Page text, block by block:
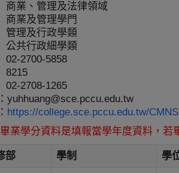
商業、管理及法律領域
商業及管理學門
管理及行政學類
公共行政細學類
02-2700-5858
8215
02-2708-1265
yuhhuang@sce.pccu.edu.tw
https://college.sce.pccu.edu.tw/
業學分資料是填報當學年度資料，
部 學制 學